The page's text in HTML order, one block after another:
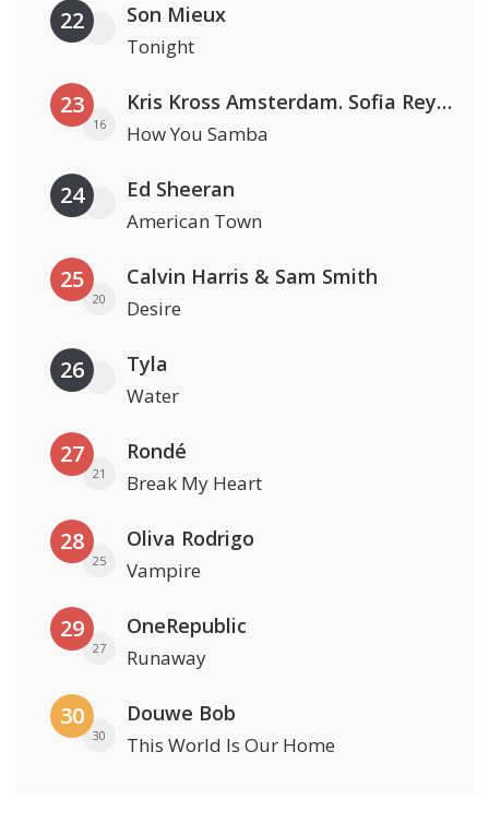
22 Son Mieux
Tonight
23
16
Kris Kross Amsterdam. Sofia Reyes & Tinie Tempah
How You Samba
24 Ed Sheeran
American Town
25
20
Calvin Harris & Sam Smith
Desire
26 Tyla
Water
27
21
Rondé
Break My Heart
28
25
Oliva Rodrigo
Vampire
29
27
OneRepublic
Runaway
30
30
Douwe Bob
This World Is Our Home